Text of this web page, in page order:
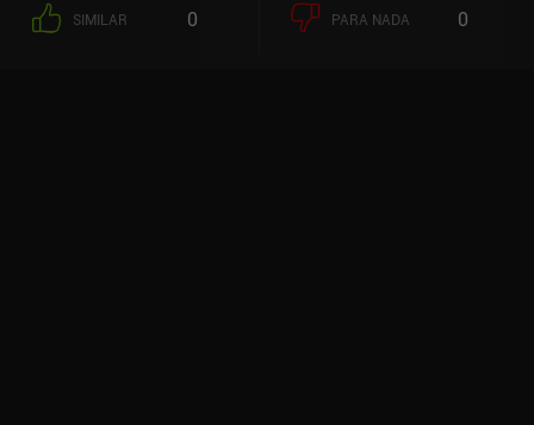
SIMILAR 0 PARA NADA 0